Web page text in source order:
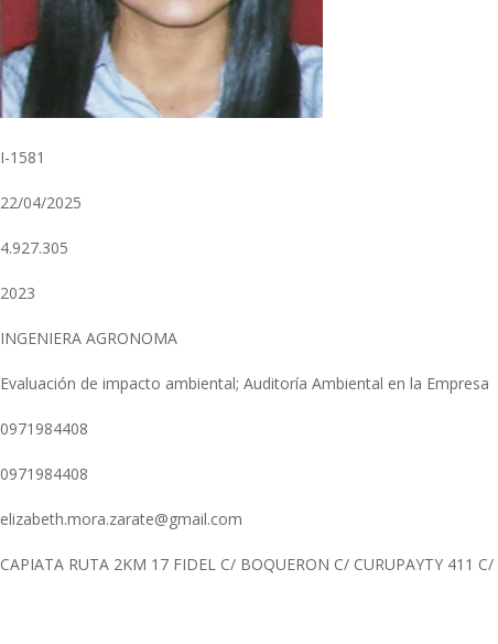
I-1581
22/04/2025
4.927.305
2023
INGENIERA AGRONOMA
Evaluación de impacto ambiental; Auditoría Ambiental en la Empresa
0971984408
0971984408
elizabeth.mora.zarate@gmail.com
CAPIATA RUTA 2KM 17 FIDEL C/ BOQUERON C/ CURUPAYTY 411